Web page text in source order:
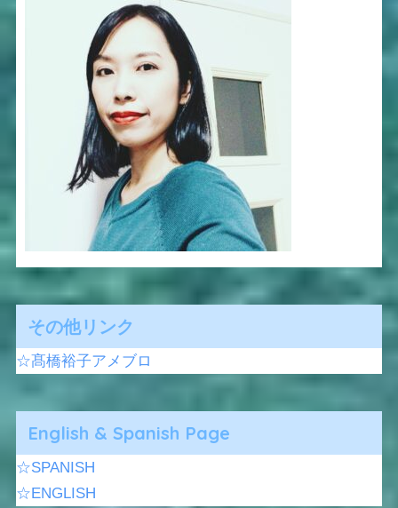
その他リンク
☆髙橋裕子アメブロ
English & Spanish Page
☆SPANISH
☆ENGLISH